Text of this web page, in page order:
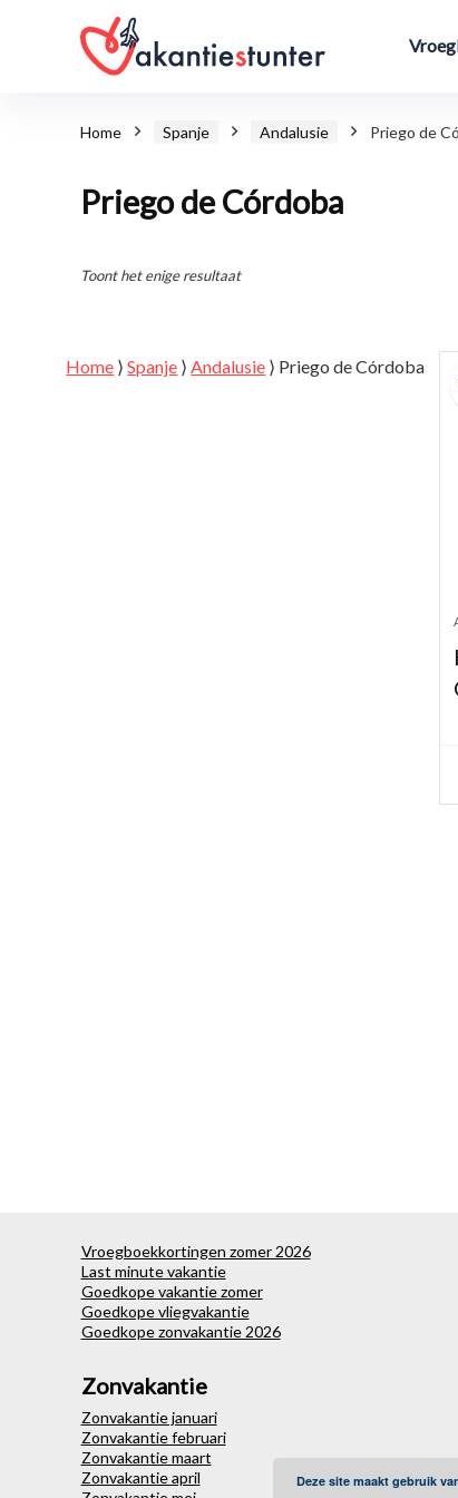
Home Spanje Andalusie Priego de
Priego de Córdoba
Toont het enige resultaat
Home ⟩Spanje ⟩Andalusie ⟩ Priego de Córdoba
Vroegboekkortingen zomer 2026
Last minute vakantie
Goedkope vakantie zomer
Goedkope vliegvakantie
Goedkope zonvakantie 2026
Zonvakantie
Zonvakantie januari
Zonvakantie februari
Zonvakantie maart
Zonvakantie april
Deze site maakt gebruik